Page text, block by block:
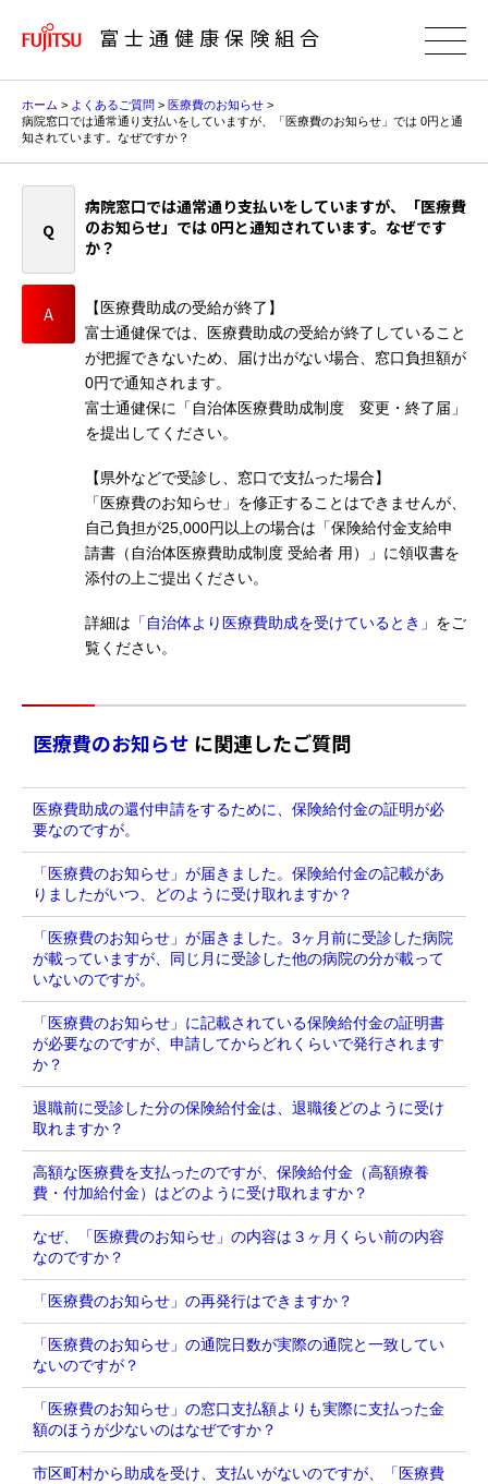
富士通健康保険組合
ホーム > よくあるご質問 > 医療費のお知らせ >
病院窓口では通常通り支払いをしていますが、「医療費のお知らせ」では 0円と通
知されています。なぜですか？
病院窓口では通常通り支払いをしていますが、「医療費
のお知らせ」では 0円と通知されています。なぜです
か？
【医療費助成の受給が終了】
富士通健保では、医療費助成の受給が終了していること
が把握できないため、届け出がない場合、窓口負担額が
0円で通知されます。
富士通健保に「自治体医療費助成制度 変更・終了届」
を提出してください。
【県外などで受診し、窓口で支払った場合】
「医療費のお知らせ」を修正することはできませんが、
自己負担が25,000円以上の場合は「保険給付金支給申
請書（自治体医療費助成制度 受給者 用）」に領収書を
添付の上ご提出ください。
詳細は 「自治体より医療費助成を受けているとき」 をご
覧ください。
医療費のお知らせ に関連したご質問
医療費助成の還付申請をするために、保険給付金の証明が必
要なのですが。
「医療費のお知らせ」が届きました。保険給付金の記載があ
りましたがいつ、どのように受け取れますか？
「医療費のお知らせ」が届きました。3ヶ月前に受診した病院
が載っていますが、同じ月に受診した他の病院の分が載って
いないのですが。
「医療費のお知らせ」に記載されている保険給付金の証明書
が必要なのですが、申請してからどれくらいで発行されます
か？
退職前に受診した分の保険給付金は、退職後どのように受け
取れますか？
高額な医療費を支払ったのですが、保険給付金（高額療養
費・付加給付金）はどのように受け取れますか？
なぜ、「医療費のお知らせ」の内容は３ヶ月くらい前の内容
なのですか？
「医療費のお知らせ」の再発行はできますか？
「医療費のお知らせ」の通院日数が実際の通院と一致してい
ないのですが？
「医療費のお知らせ」の窓口支払額よりも実際に支払った金
額のほうが少ないのはなぜですか？
市区町村から助成を受け、支払いがないのですが、「医療費